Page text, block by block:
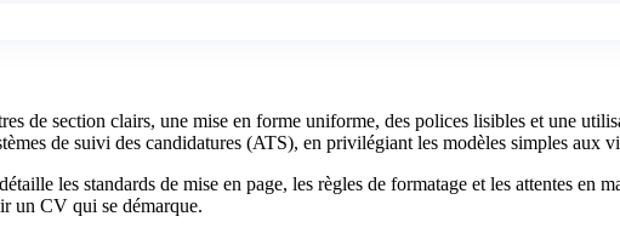
de section clairs, une mise en forme uniforme, des polices lisibles et une
de suivi des candidatures (ATS), en privilégiant les modèles simples aux
les standards de mise en page, les règles de formatage et les attentes en
un CV qui se démarque.